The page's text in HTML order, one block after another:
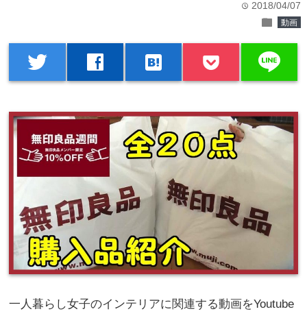
time 2018/04/07
folder 動画
twitter facebook hatenabookmark line
一人暮らし女子のインテリアに関連する動画をYoutube